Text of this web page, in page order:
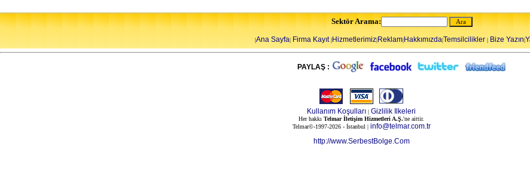
Sektör Arama:
|Ana Sayfa| Firma Kayıt|Hizmetlerimiz|Reklam|Hakkımızda|Temsilcilikler | Bize Yazın|
PAYLAŞ :
Kullanım Koşulları | Gizlilik Ilkeleri
Her hakkı Telmar İletişim Hizmetleri A.Ş.'ne aittir.
Telmar©-1997-2026 - İstanbul | info@telmar.com.tr
http://www.SerbestBolge.Com